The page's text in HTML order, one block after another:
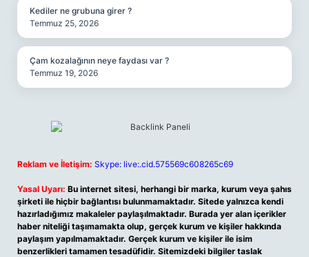
Kediler ne grubuna girer ?
Temmuz 25, 2026
Çam kozalağının neye faydası var ?
Temmuz 19, 2026
Reklam ve İletişim: Skype: live:.cid.575569c608265c69
Yasal Uyarı: Bu internet sitesi, herhangi bir marka, kurum veya şahıs
şirketi ile hiçbir bağlantısı bulunmamaktadır. Sitede yalnızca kendi
hazırladığımız makaleler paylaşılmaktadır. Burada yer alan içerikler
haber niteliği taşımamakta olup, gerçek kurum ve kişiler hakkında
paylaşım yapılmamaktadır. Gerçek kurum ve kişiler ile isim
benzerlikleri tamamen tesadüfidir. Sitemizdeki bilgiler taslak